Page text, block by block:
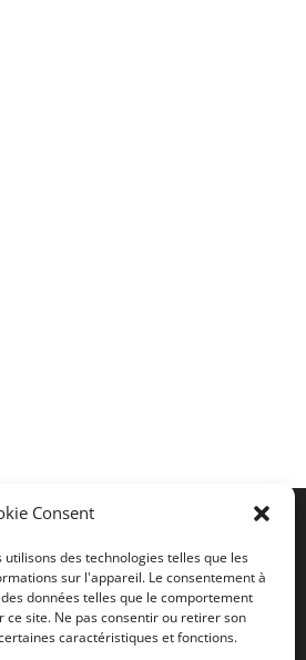
Consent
des technologies telles que les
sur l'appareil. Le consentement à
données telles que le comportement
site. Ne pas consentir ou retirer son
caractéristiques et fonctions.